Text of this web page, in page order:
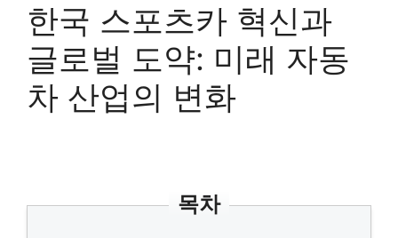
한국 스포츠카 혁신과
글로벌 도약: 미래 자동
차 산업의 변화
목차